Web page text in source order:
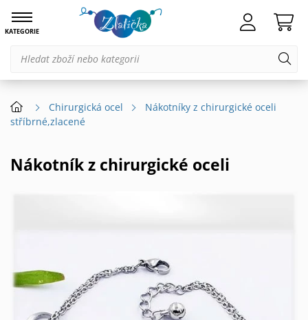
KATEGORIE
Chirurgická ocel
Nákotníky z chirurgické oceli
stříbrné,zlacené
Nákotník z chirurgické oceli